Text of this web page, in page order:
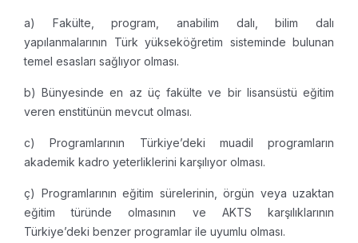
a) Fakülte, program, anabilim dalı, bilim dalı
yapılanmalarının Türk yükseköğretim sisteminde bulunan
temel esasları sağlıyor olması.
b) Bünyesinde en az üç fakülte ve bir lisansüstü eğitim
veren enstitünün mevcut olması.
c) Programlarının Türkiye’deki muadil programların
akademik kadro yeterliklerini karşılıyor olması.
ç) Programlarının eğitim sürelerinin, örgün veya uzaktan
eğitim türünde olmasının ve AKTS karşılıklarının
Türkiye’deki benzer programlar ile uyumlu olması.